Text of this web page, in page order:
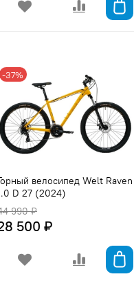
-37%
велосипед Welt Raven
D 27 (2024)
990 ₽
500 ₽